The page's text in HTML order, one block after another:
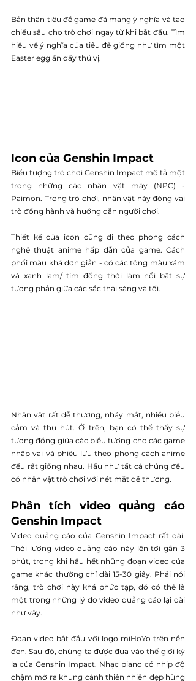
Bản thân tiêu đề game đã mang ý nghĩa và tạo
chiều sâu cho trò chơi ngay từ khi bắt đầu. Tìm
hiểu về ý nghĩa của tiêu đề giống như tìm một
Easter egg ẩn đầy thú vị.
Icon của Genshin Impact
Biểu tượng trò chơi Genshin Impact mô tả một
trong những các nhân vật máy (NPC) -
Paimon. Trong trò chơi, nhân vật này đóng vai
trò đồng hành và hướng dẫn người chơi.
Thiết kế của icon cũng đi theo phong cách
nghệ thuật anime hấp dẫn của game. Cách
phối màu khá đơn giản - có các tông màu xám
và xanh lam/ tím đồng thời làm nổi bật sự
tương phản giữa các sắc thái sáng và tối.
Nhân vật rất dễ thương, nháy mắt, nhiều biểu
cảm và thu hút. Ở trên, bạn có thể thấy sự
tương đồng giữa các biểu tượng cho các game
nhập vai và phiêu lưu theo phong cách anime
đều rất giống nhau. Hầu như tất cả chúng đều
có nhân vật trò chơi với nét mặt dễ thương.
Phân tích video quảng cáo
Genshin Impact
Video quảng cáo của Genshin Impact rất dài.
Thời lượng video quảng cáo này lên tới gần 3
phút, trong khi hầu hết những đoạn video của
game khác thường chỉ dài 15-30 giây. Phải nói
rằng, trò chơi này khá phức tạp, đó có thể là
một trong những lý do video quảng cáo lại dài
như vậy.
Đoạn video bắt đầu với logo miHoYo trên nền
đen. Sau đó, chúng ta được đưa vào thế giới kỳ
lạ của Genshin Impact. Nhạc piano có nhịp độ
chậm mở ra khung cảnh thiên nhiên đẹp hùng